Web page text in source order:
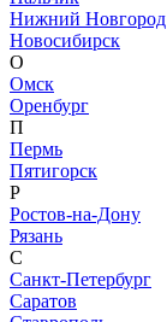
Нижний Новгород
Новосибирск
О
Омск
Оренбург
П
Пермь
Пятигорск
Р
Ростов-на-Дону
Рязань
С
Санкт-Петербург
Саратов